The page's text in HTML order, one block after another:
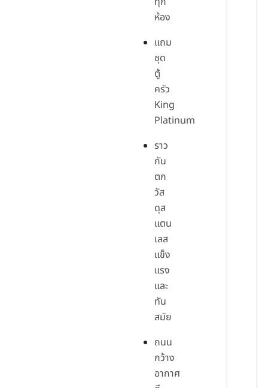
ห้อง
แถม
ชุด
ตู้
ครัว
King
Platinum
ราว
กัน
ตก
วัส
ดุส
แตน
เลส
แข็ง
แรง
และ
ทัน
สมัย
ถนน
กว้าง
อากาศ